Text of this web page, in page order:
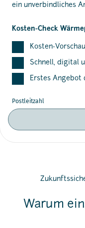
ein unverbindliches
Kosten-Check
Kosten-
Schnell, digital
Erstes
Postleitzahl
Warum